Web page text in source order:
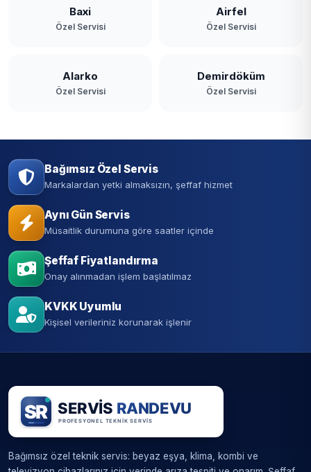
Baxi
Özel Servisi
Airfel
Özel Servisi
Alarko
Özel Servisi
Demirdöküm
Özel Servisi
Bağımsız Özel Servis
Markalardan yetki almaksızın, şeffaf hizmet
Aynı Gün Servis
Müsaitlik durumuna göre saatler içinde
Şeffaf Fiyatlandırma
Onay alınmadan işlem başlatılmaz
KVKK Uyumlu
Kişisel verileriniz korunarak işlenir
Bağımsız özel teknik servis: beyaz eşya, klima, kombi ve